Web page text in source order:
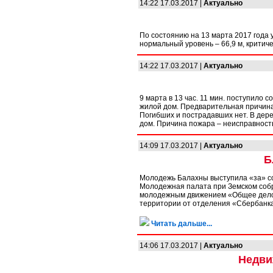
14:22 17.03.2017 | Актуально
По состоянию на 13 марта 2017 года
нормальный уровень – 66,9 м,
14:22 17.03.2017 | Актуально
9 марта в 13 час. 11 мин. поступило
жилой дом. Предварительная
Погибших и пострадавших нет. В
дом. Причина пожара –
14:09 17.03.2017 | Актуально
Молодежь Балахны выступила «за»
Молодежная палата при Земском
молодежным движением «Общее
территории от отделения
Читать дальше...
14:06 17.03.2017 | Актуально